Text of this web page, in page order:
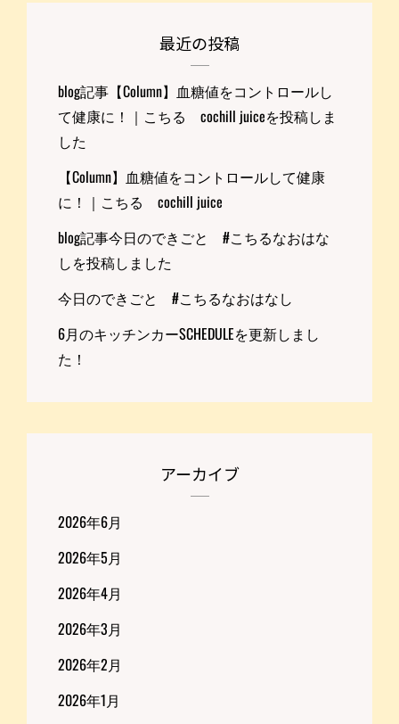
最近の投稿
blog記事【Column】血糖値をコントロールし
て健康に！｜こちる cochill juiceを投稿しま
した
【Column】血糖値をコントロールして健康
に！｜こちる cochill juice
blog記事今日のできごと #こちるなおはな
しを投稿しました
今日のできごと #こちるなおはなし
6月のキッチンカーSCHEDULEを更新しまし
た！
アーカイブ
2026年6月
2026年5月
2026年4月
2026年3月
2026年2月
2026年1月